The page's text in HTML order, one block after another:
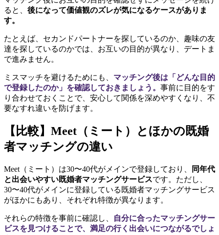
ると、 後になって価値観のズレが気になるケースがありま
す。
たとえば、セカンドパートナーを探しているのか、趣味の友
達を探しているのかでは、お互いの目的が異なり、デートま
で進みません。
ミスマッチを避けるためにも、 マッチング後は「どんな目的
で登録したのか」を確認しておきましょう。 事前に目的をす
り合わせておくことで、安心して関係を深めやすくなり、不
要なすれ違いを防げます。
【比較】Meet（ミート）とほかの既婚
者マッチングの違い
Meet（ミート）は30〜40代がメインで登録しており、
同年代
と出会いやすい既婚者マッチングサービスです。ただし、
30〜40代がメインに登録している既婚者マッチングサービス
がほかにもあり、それぞれ特徴が異なります。
それらの特徴を事前に確認し、
自分に合ったマッチングサー
ビスを見つけることで、満足の行く出会いにつながるでしょ